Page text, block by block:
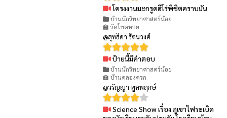
โครงงานมะกรูดฮีโร่พิชิตคราบมัน
บ้านนักวิทยาศาสตร์น้อย
🏫 วัดโขดหอย
@สุทธิดา รัตนวงศ์
ป้ายนี้มีคำตอบ
บ้านนักวิทยาศาสตร์น้อย
🏫 บ้านคลองครก
@วรัญญา พูลพฤกษ์
Science Show เรื่อง ภูเขาไฟระเบิด